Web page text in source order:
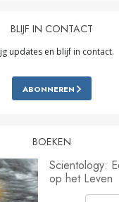
BLIJF IN CONTACT
updates en blijf in contact.
ABONNEREN
BOEKEN
Scientology:
op het Leven